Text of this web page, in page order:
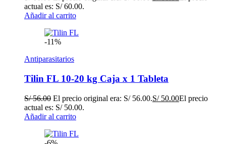
actual es: S/ 60.00.
Añadir al carrito
-11%
Antiparasitarios
Tilin FL 10-20 kg Caja x 1 Tableta
S/56.00 El precio original era: S/ 56.00.S/50.00El precio
actual es: S/ 50.00.
Añadir al carrito